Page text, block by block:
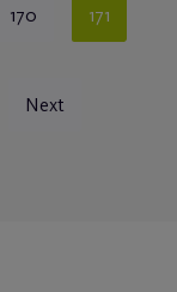
170 171
Next